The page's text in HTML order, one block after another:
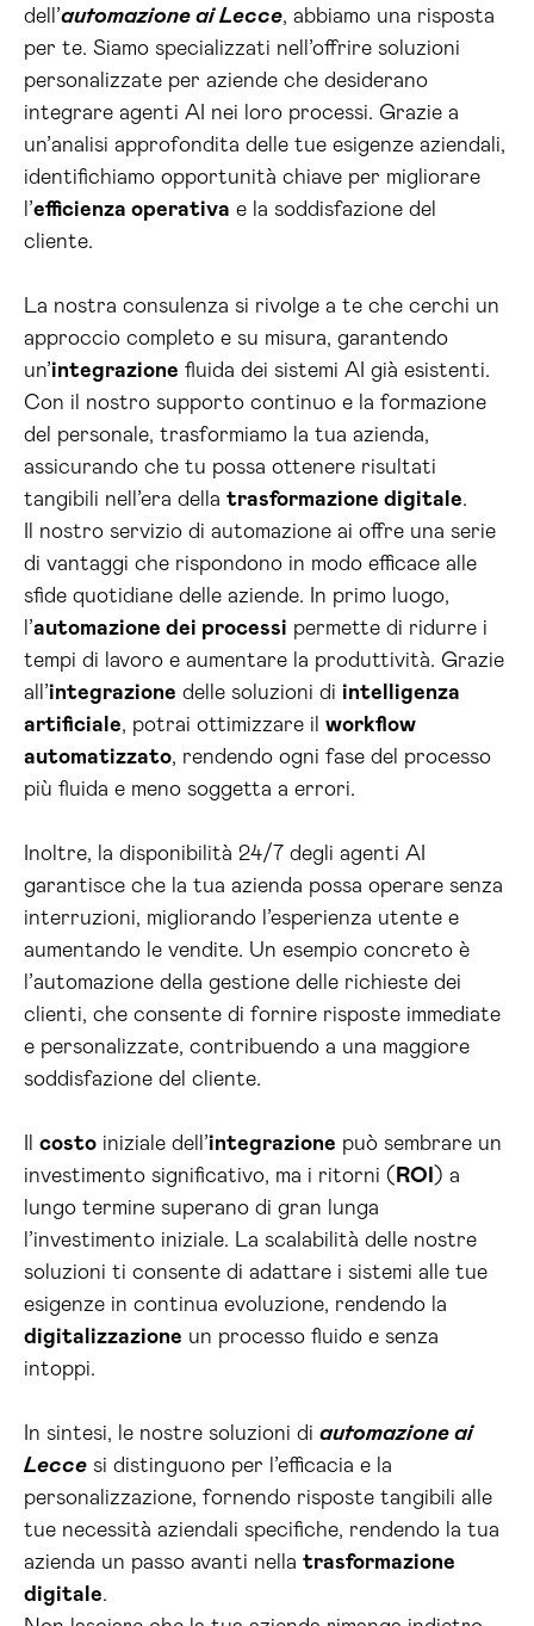
dell’automazione ai Lecce, abbiamo una risposta
per te. Siamo specializzati nell’offrire soluzioni
personalizzate per aziende che desiderano
integrare agenti AI nei loro processi. Grazie a
un’analisi approfondita delle tue esigenze aziendali,
identifichiamo opportunità chiave per migliorare
l’efficienza operativa e la soddisfazione del
cliente.
La nostra consulenza si rivolge a te che cerchi un
approccio completo e su misura, garantendo
un’integrazione fluida dei sistemi AI già esistenti.
Con il nostro supporto continuo e la formazione
del personale, trasformiamo la tua azienda,
assicurando che tu possa ottenere risultati
tangibili nell’era della trasformazione digitale.
Il nostro servizio di automazione ai offre una serie
di vantaggi che rispondono in modo efficace alle
sfide quotidiane delle aziende. In primo luogo,
l’automazione dei processi permette di ridurre i
tempi di lavoro e aumentare la produttività. Grazie
all’integrazione delle soluzioni di intelligenza
artificiale, potrai ottimizzare il workflow
automatizzato, rendendo ogni fase del processo
più fluida e meno soggetta a errori.
Inoltre, la disponibilità 24/7 degli agenti AI
garantisce che la tua azienda possa operare senza
interruzioni, migliorando l’esperienza utente e
aumentando le vendite. Un esempio concreto è
l’automazione della gestione delle richieste dei
clienti, che consente di fornire risposte immediate
e personalizzate, contribuendo a una maggiore
soddisfazione del cliente.
costo iniziale dell’integrazione può sembrare un
investimento significativo, ma i ritorni ( ROI ) a
lungo termine superano di gran lunga
l’investimento iniziale. La scalabilità delle nostre
soluzioni ti consente di adattare i sistemi alle tue
esigenze in continua evoluzione, rendendo la
digitalizzazione un processo fluido e senza
intoppi.
In sintesi, le nostre soluzioni di automazione ai
Lecce si distinguono per l’efficacia e la
personalizzazione, fornendo risposte tangibili alle
tue necessità aziendali specifiche, rendendo la tua
azienda un passo avanti nella trasformazione
digitale.